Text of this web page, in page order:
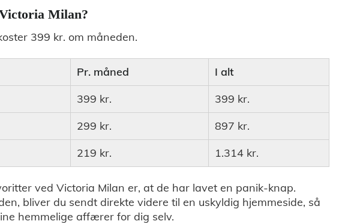
Milan?
399 kr. om måneden.
Pr. måned
I alt
399 kr.
399 kr.
299 kr.
897 kr.
219 kr. 1.314 kr.
ved Victoria Milan er, at de har lavet en panik-knap.
bliver du sendt direkte videre til en uskyldig hjemmeside, så
hemmelige affærer for dig selv.